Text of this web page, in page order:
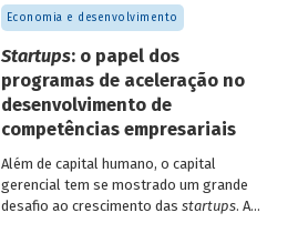
Economia e desenvolvimento
Startups: o papel dos
programas de aceleração no
desenvolvimento de
competências empresariais
Além de capital humano, o capital
gerencial tem se mostrado um grande
desafio ao crescimento das startups. A